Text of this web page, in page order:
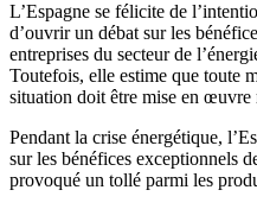
L’Espagne se félicite de
d’ouvrir un débat sur les
entreprises du secteur de
Toutefois, elle estime que toute
situation doit être mise en œuvre
Pendant la crise énergétique,
sur les bénéfices exceptionnels
provoqué un tollé parmi les